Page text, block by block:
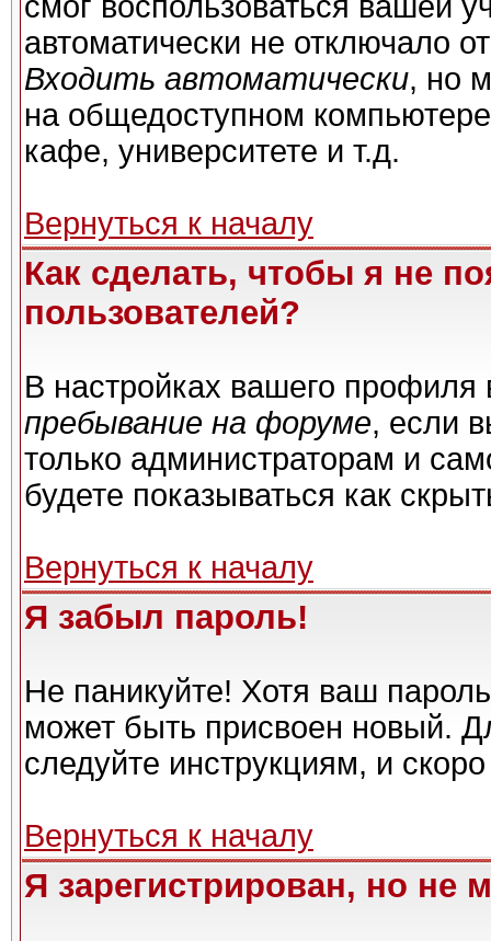
автоматически не отключало
Входить автоматически, но
на общедоступном
кафе, университете и т.д.
Вернуться к началу
Как сделать, чтобы я не
пользователей?
В настройках вашего
пребывание на форуме, если
только администраторам и
будете показываться как
Вернуться к началу
Я забыл пароль!
Не паникуйте! Хотя ваш
может быть присвоен новый.
следуйте инструкциям, и
Вернуться к началу
Я зарегистрирован, но не